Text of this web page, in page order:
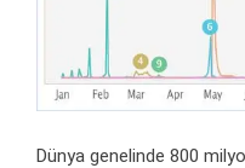
Dünya genelinde 800